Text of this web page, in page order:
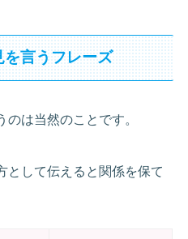
言うフレーズ
は当然のことです。
として伝えると関係を保て